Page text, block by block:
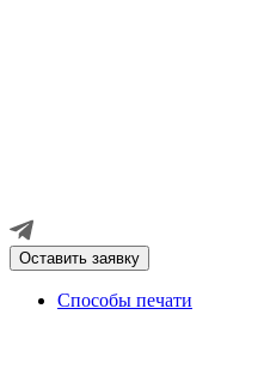
Оставить заявку
Способы печати